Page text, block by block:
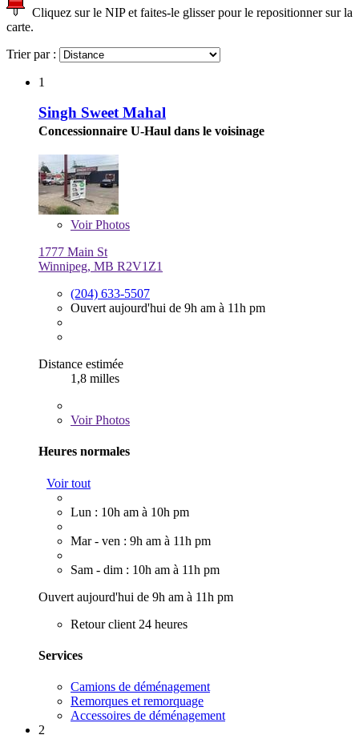
Cliquez sur le NIP et faites-le glisser pour le repositionner sur la
carte.
Trier par :
1
Singh Sweet Mahal
Concessionnaire U-Haul dans le voisinage
VoirPhotos
1777 Main St
Winnipeg, MB R2V1Z1
(204) 633-5507
Ouvert aujourd'hui de 9h am à 11h pm
Distance estimée
1,8 milles
VoirPhotos
Heures normales
Voir tout
Lun : 10h am à 10h pm
Mar - ven : 9h am à 11h pm
Sam - dim : 10h am à 11h pm
Ouvert aujourd'hui de 9h am à 11h pm
Retour client 24 heures
Services
Camions de déménagement
Remorques et remorquage
Accessoires de déménagement
2